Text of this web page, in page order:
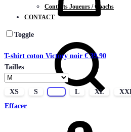
Contrats Joueurs / Coachs
CONTACT
Toggle
T-shirt coton Victory noir €39,90
Tailles
XS S L XL
Effacer